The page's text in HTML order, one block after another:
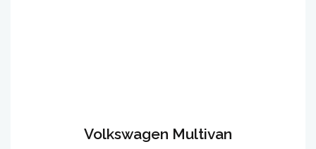
Volkswagen Multivan